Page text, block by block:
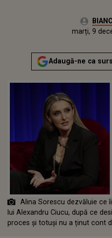
Autor:
marți, 9 decembrie 2025Actualizat:
marți, 9
Adaugă-ne ca
Alina Sorescu dezvăluie ce
lui Alexandru Ciucu, după ce
proces și totuși nu a ținut cont